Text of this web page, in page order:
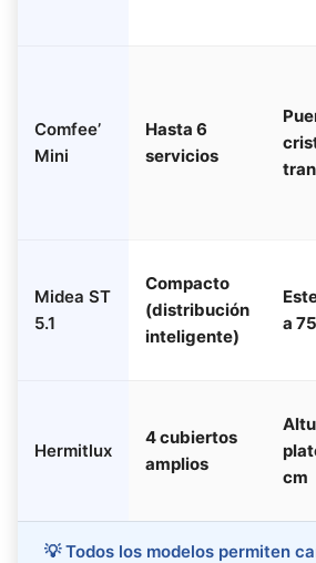
Comfee’
Mini
Hasta 6
servicios
Midea ST
5.1
Compacto
(distribución
inteligente)
a
Hermitlux
4 cubiertos
amplios
cm
💡 Todos los modelos permiten